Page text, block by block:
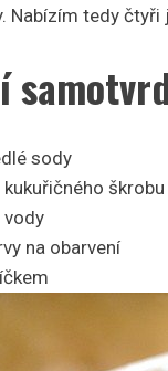
Nabízím tedy
sody
kukuřičného škrobu
vody
na obarvení